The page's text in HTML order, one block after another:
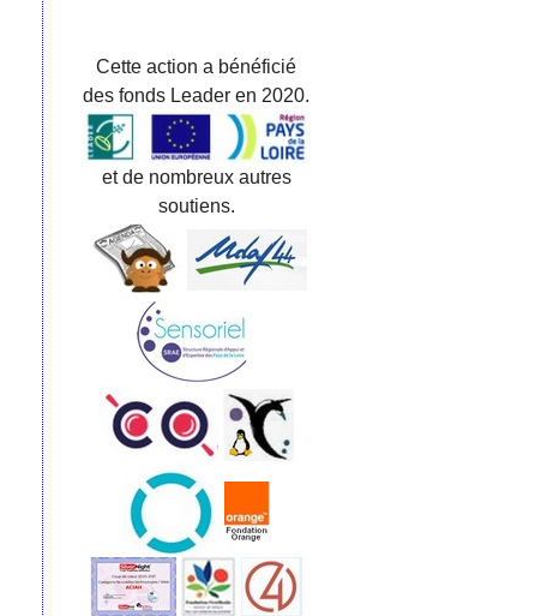
Cette action a bénéficié
des fonds Leader en 2020.
et de nombreux autres
soutiens.